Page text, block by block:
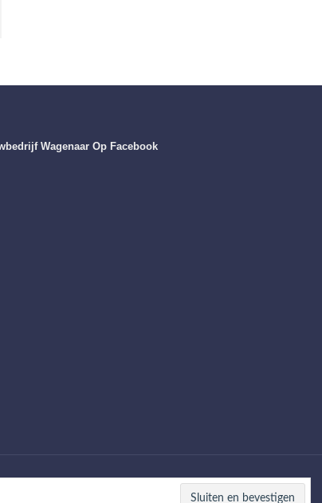
Wagenaar Op Facebook